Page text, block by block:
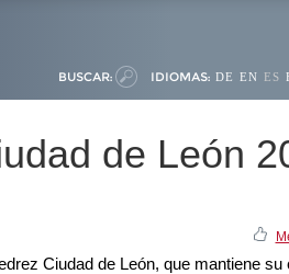
BUSCAR: IDIOMAS: DE EN ES
de León
Ciudad de León, que mantiene